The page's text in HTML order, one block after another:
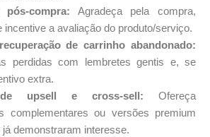
pós-compra: Agradeça pela compra,
incentive a avaliação do produto/serviço.
de carrinho abandonado:
perdidas com lembretes gentis e, se
extra.
de upsell e cross-sell: Ofereça
complementares ou versões premium
demonstraram interesse.